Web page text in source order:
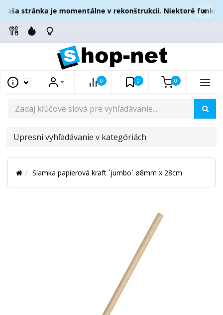
stránka je momentálne v rekonštrukcii. Niektoré ×
0 0 0
UPRESNI
V
KATEGÓRIÁCH
Slamka papierová kraft `jumbo` ø8mm x 28cm